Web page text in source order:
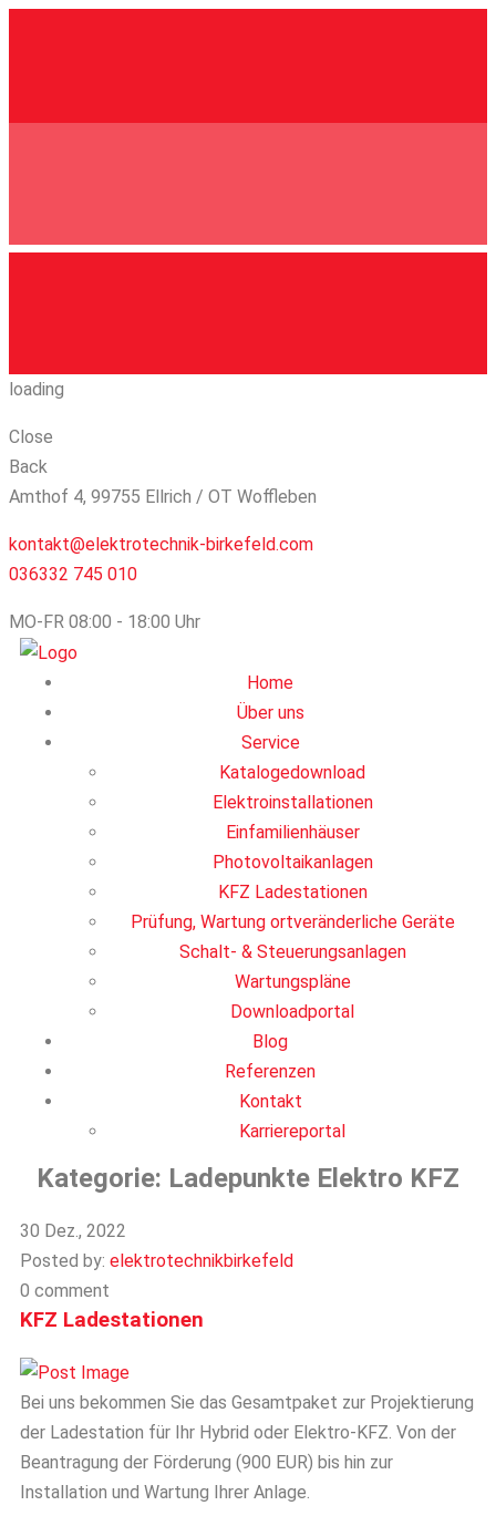
loading
Close
Back
Amthof 4, 99755 Ellrich / OT Woffleben
kontakt@elektrotechnik-birkefeld.com
036332 745 010
MO-FR 08:00 - 18:00 Uhr
Home
Über uns
Service
Katalogedownload
Elektroinstallationen
Einfamilienhäuser
Photovoltaikanlagen
KFZ Ladestationen
Prüfung, Wartung ortveränderliche Geräte
Schalt- & Steuerungsanlagen
Wartungspläne
Downloadportal
Blog
Referenzen
Kontakt
Karriereportal
Kategorie: Ladepunkte Elektro KFZ
30 Dez., 2022
Posted by: elektrotechnikbirkefeld
0 comment
KFZ Ladestationen
Bei uns bekommen Sie das Gesamtpaket zur Projektierung
der Ladestation für Ihr Hybrid oder Elektro-KFZ. Von der
Beantragung der Förderung (900 EUR) bis hin zur
Installation und Wartung Ihrer Anlage.